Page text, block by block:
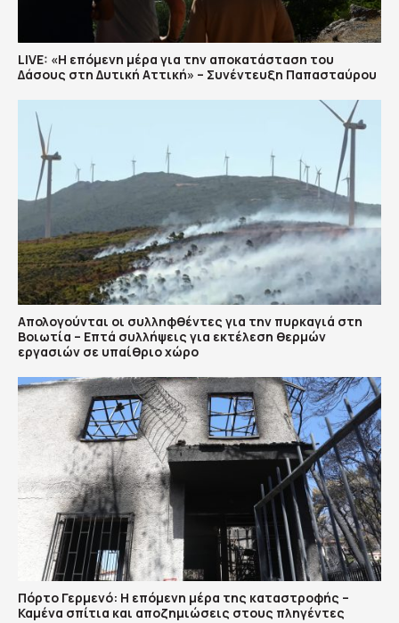
LIVE: «Η επόμενη μέρα για την αποκατάσταση του
Δάσους στη Δυτική Αττική» – Συνέντευξη Παπασταύρου
Απολογούνται οι συλληφθέντες για την πυρκαγιά στη
Βοιωτία – Επτά συλλήψεις για εκτέλεση θερμών
εργασιών σε υπαίθριο χώρο
Πόρτο Γερμενό: Η επόμενη μέρα της καταστροφής –
Καμένα σπίτια και αποζημιώσεις στους πληγέντες